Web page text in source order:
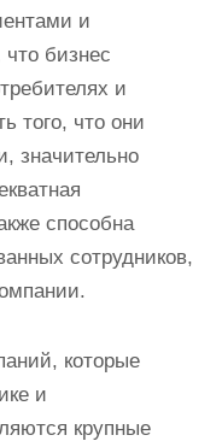
и
бизнес
и
того, что они
значительно
способна
сотрудников,
которые
и
крупные